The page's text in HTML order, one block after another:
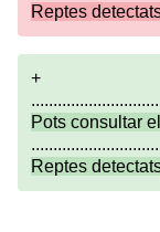
Reptes
+
Pots consultar
Reptes